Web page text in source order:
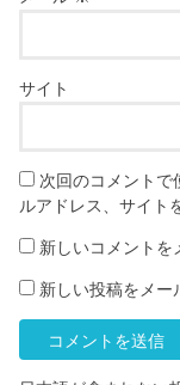
サイト
次回のコメントで
ルアドレス、サイト
新しいコメントを
新しい投稿をメー